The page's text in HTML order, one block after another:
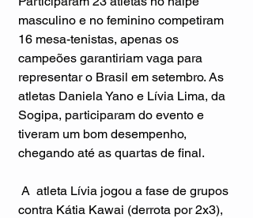
masculino e no feminino competiram
16 mesa-tenistas, apenas os
campeões garantiriam vaga para
representar o Brasil em setembro. As
atletas Daniela Yano e Lívia Lima, da
Sogipa, participaram do evento e
tiveram um bom desempenho,
chegando até as quartas de final.
contra Kátia Kawai (derrota por 2x3),